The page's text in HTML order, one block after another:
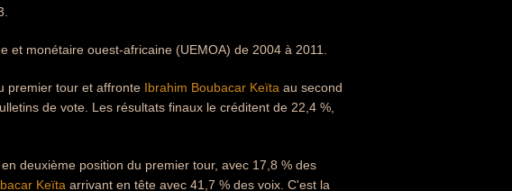
et monétaire ouest-africaine (UEMOA) de 2004 à 2011.
premier tour et affronte Ibrahim Boubacar Keïta au second
de vote. Les résultats finaux le créditent de 22,4 %,
deuxième position du premier tour, avec 17,8 % des
Keïta arrivant en tête avec 41,7 % des voix. C'est la